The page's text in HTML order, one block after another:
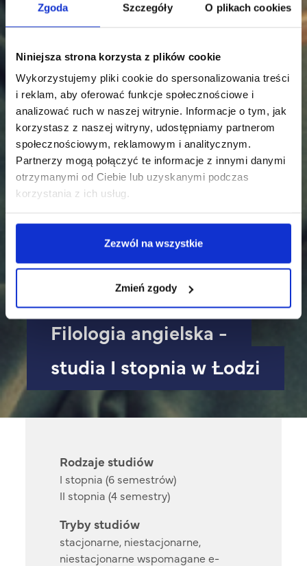
Zgoda Szczegóły O plikach cookies
Niniejsza strona korzysta z plików cookie
Wykorzystujemy pliki cookie do spersonalizowania treści
i reklam, aby oferować funkcje społecznościowe i
analizować ruch w naszej witrynie. Informacje o tym, jak
korzystasz z naszej witryny, udostępniamy partnerom
społecznościowym, reklamowym i analitycznym.
Partnerzy mogą połączyć te informacje z innymi danymi
otrzymanymi od Ciebie lub uzyskanymi podczas
korzystania z ich usług.
Zezwól na wszystkie
Zmień zgody
Filologia angielska -
studia I stopnia w Łodzi
Rodzaje studiów
I stopnia (6 semestrów)
II stopnia (4 semestry)
Tryby studiów
stacjonarne, niestacjonarne,
niestacjonarne wspomagane e-